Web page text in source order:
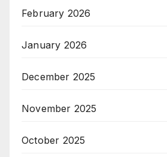
February 2026
January 2026
December 2025
November 2025
October 2025